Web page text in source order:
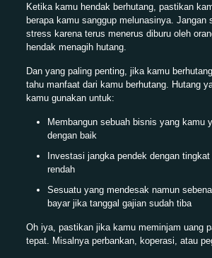
Ketika kamu hendak berhutang, pastikan
berapa kamu sanggup melunasinya. Jangan
stress karena terus menerus diburu oleh
hendak menagih hutang.
Dan yang paling penting, jika kamu
tahu manfaat dari kamu berhutang. Hutang
kamu gunakan untuk:
Membangun sebuah bisnis yang kamu
dengan baik
Investasi jangka pendek dengan
rendah
Sesuatu yang mendesak namun
bayar jika tanggal gajian sudah tiba
Oh iya, pastikan jika kamu meminjam uang
tepat. Misalnya perbankan, koperasi, atau